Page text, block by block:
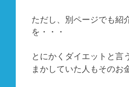
ただし、別ページでも紹
を・・・
とにかくダイエットと言
まかしていた人もそのお